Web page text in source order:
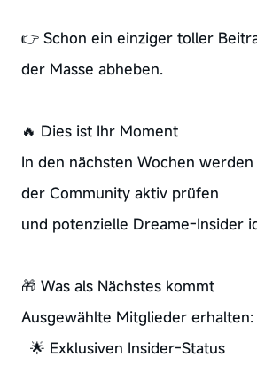
👉 Schon ein einziger toller
der Masse abheben.
🔥 Dies ist Ihr Moment
In den nächsten Wochen
der Community aktiv prüfen
und potenzielle Dreame-Insider
🎁 Was als Nächstes kommt
Ausgewählte Mitglieder erhalten:
🌟 Exklusiven Insider-Status